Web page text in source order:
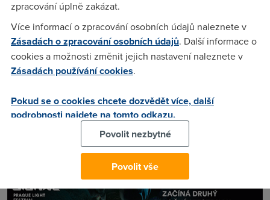
všech doprovodných aktivit, které si organizátoři připravili.
Můžete se těšit na vernisáže, workshopy videomappingu,
malování světlem, plavby loďkami a mnoho dalšího
Hlavní programSIGNAL festivalutvoří venkovní světelné a
interaktivní instalace spolu s velkoformátovými
provozu vždyod 19.00 do 24.00a videomappingy se budou
opakovatkaždých 15 minut. Stejně jako v loňském roce je i
letos připraven bohatý doprovodný program pro všechny
věkové kategorie. Většina workshopů je zdarma, ty
odbornější jsou zpoplatněny.
zpracování úplně zakázat.
Více informací o zpracování osobních údajů naleznete v
Zásadách o zpracování osobních údajů. Další informace o
cookies a možnosti změnit jejich nastavení naleznete v
Zásadách používání cookies.
Pokud se o cookies chcete dozvědět více, další
podrobnosti najdete na tomto odkazu.
Povolit nezbytné
Povolit vše